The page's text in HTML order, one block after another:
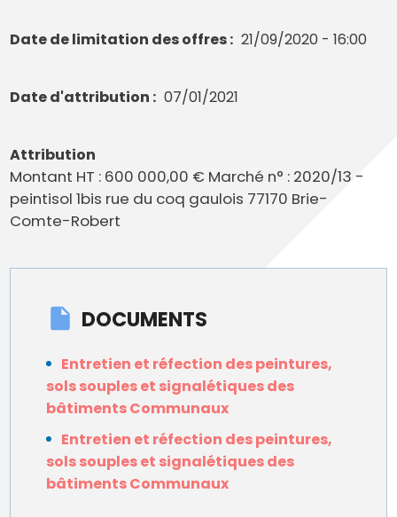
Date de limitation des offres 21/09/2020 - 16:00
Date d'attribution 07/01/2021
Attribution
Montant HT : 600 000,00 € Marché n° : 2020/13 -
peintisol 1bis rue du coq gaulois 77170 Brie-
Comte-Robert
DOCUMENTS
Entretien et réfection des peintures,
sols souples et signalétiques des
bâtiments Communaux
Entretien et réfection des peintures,
sols souples et signalétiques des
bâtiments Communaux